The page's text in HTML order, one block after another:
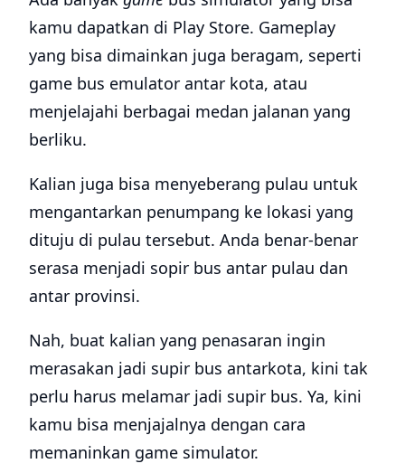
kamu dapatkan di Play Store. Gameplay
yang bisa dimainkan juga beragam, seperti
game bus emulator antar kota, atau
menjelajahi berbagai medan jalanan yang
berliku.
Kalian juga bisa menyeberang pulau untuk
mengantarkan penumpang ke lokasi yang
dituju di pulau tersebut. Anda benar-benar
serasa menjadi sopir bus antar pulau dan
antar provinsi.
Nah, buat kalian yang penasaran ingin
merasakan jadi supir bus antarkota, kini tak
perlu harus melamar jadi supir bus. Ya, kini
kamu bisa menjajalnya dengan cara
memaninkan game simulator.